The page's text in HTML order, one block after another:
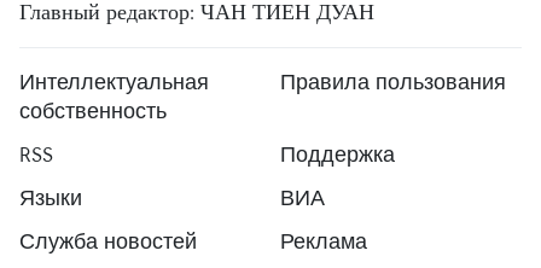
Главный редактор: ЧАН ТИЕН ДУАН
Интеллектуальная
собственность
Правила пользования
RSS
Поддержка
Языки
ВИА
Служба новостей
Реклама